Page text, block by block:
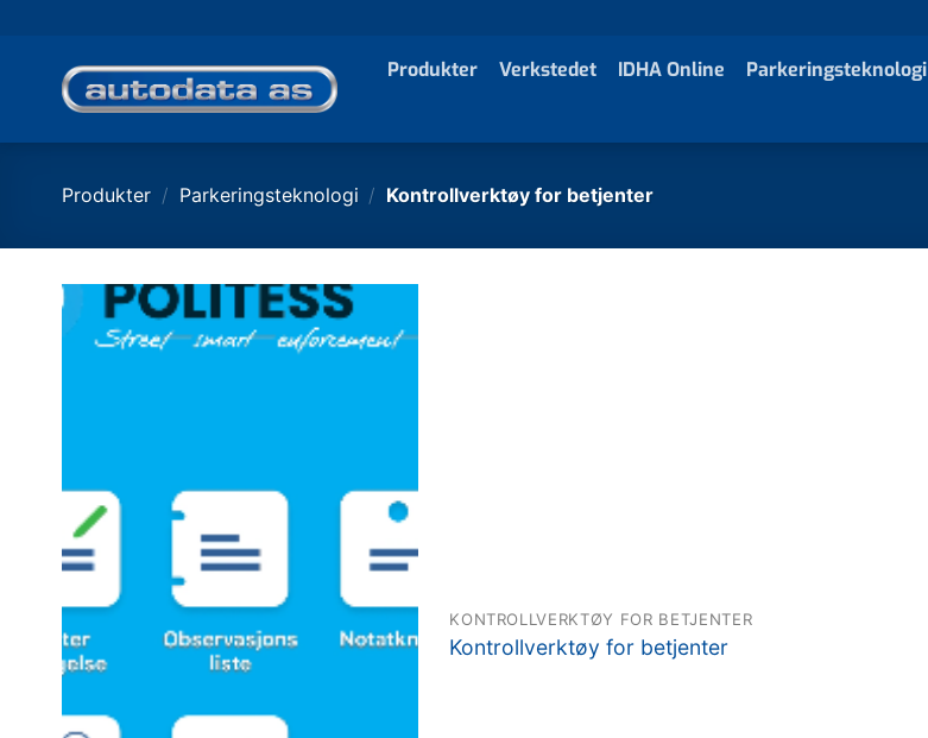
content
Produkter Verkstedet IDHA Online Parkeringsteknologi
Produkter / Parkeringsteknologi / Kontrollverktøy for betjenter
KONTROLLVERKTØY FOR BETJENTER
Kontrollverktøy for betjenter